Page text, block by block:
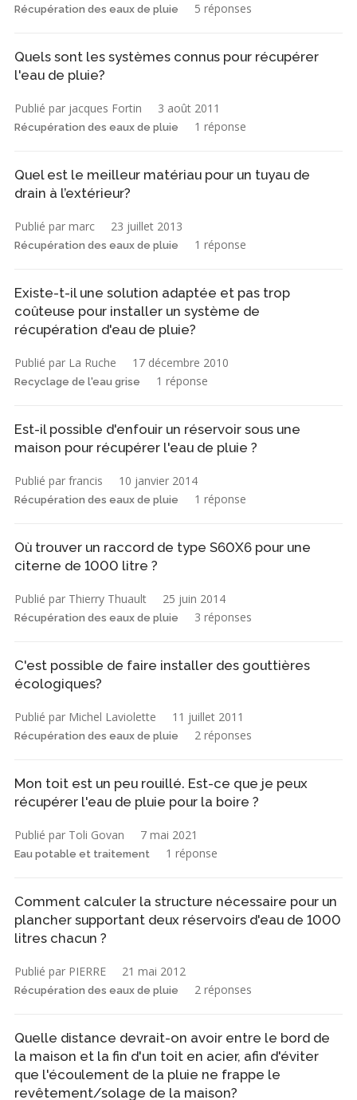
Récupération des eaux de pluie 5 réponses
Quels sont les systèmes connus pour récupérer
l'eau de pluie?
Publié par jacques Fortin 3 août 2011
Récupération des eaux de pluie 1 réponse
Quel est le meilleur matériau pour un tuyau de
drain à l’extérieur?
Publié par marc 23 juillet 2013
Récupération des eaux de pluie 1 réponse
Existe-t-il une solution adaptée et pas trop
coûteuse pour installer un système de
récupération d'eau de pluie?
Publié par La Ruche 17 décembre 2010
Recyclage de l'eau grise 1 réponse
Est-il possible d'enfouir un réservoir sous une
maison pour récupérer l'eau de pluie ?
Publié par francis 10 janvier 2014
Récupération des eaux de pluie 1 réponse
Où trouver un raccord de type S60X6 pour une
citerne de 1000 litre ?
Publié par Thierry Thuault 25 juin 2014
Récupération des eaux de pluie 3 réponses
C'est possible de faire installer des gouttières
écologiques?
Publié par Michel Laviolette 11 juillet 2011
Récupération des eaux de pluie 2 réponses
Mon toit est un peu rouillé. Est-ce que je peux
récupérer l'eau de pluie pour la boire ?
Publié par Toli Govan 7 mai 2021
Eau potable et traitement 1 réponse
Comment calculer la structure nécessaire pour un
plancher supportant deux réservoirs d'eau de 1000
litres chacun ?
Publié par PIERRE 21 mai 2012
Récupération des eaux de pluie 2 réponses
Quelle distance devrait-on avoir entre le bord de
la maison et la fin d'un toit en acier, afin d'éviter
que l'écoulement de la pluie ne frappe le
revêtement/solage de la maison?